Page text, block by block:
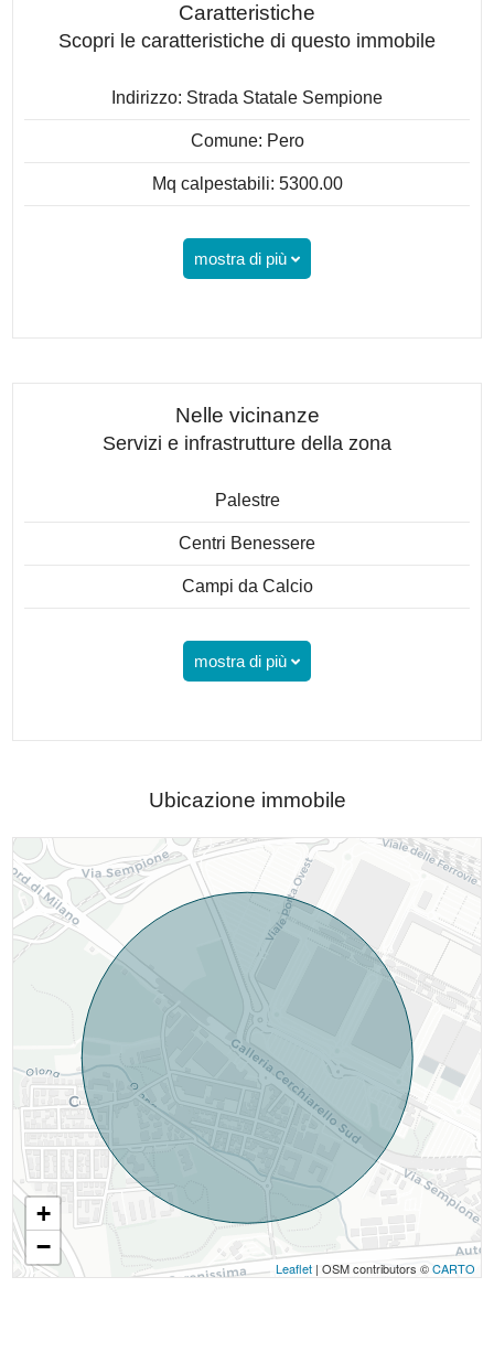
Caratteristiche
Scopri le caratteristiche di questo immobile
Indirizzo: Strada Statale Sempione
Comune: Pero
Mq calpestabili: 5300.00
mostra di più
Nelle vicinanze
Servizi e infrastrutture della zona
Palestre
Centri Benessere
Campi da Calcio
mostra di più
Ubicazione immobile
+
−
Leaflet| OSM contributors ©CARTO